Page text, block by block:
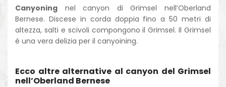
Canyoning nel canyon di Grimsel nell’Oberland
Bernese. Discese in corda doppia fino a 50 metri di
altezza, salti e scivoli compongono il Grimsel. Il Grimsel
è una vera delizia per il canyoining.
Ecco altre alternative al canyon del Grimsel
nell’Oberland Bernese